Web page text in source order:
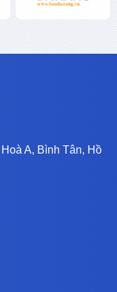
A, Bình Tân, Hồ